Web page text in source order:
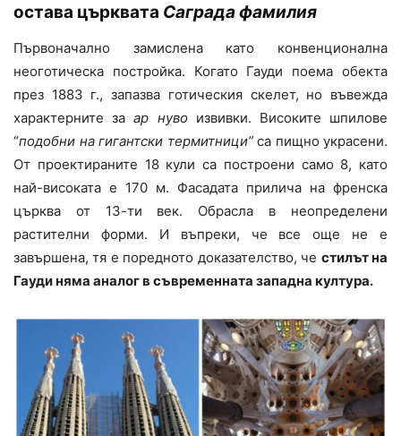
остава църквата Саграда фамилия
Първоначално замислена като конвенционална
неоготическа постройка. Когато Гауди поема обекта
през 1883 г., запазва готическия скелет, но въвежда
характерните заар нувоизвивки. Високите шпилове
“подобни на гигантски термитници”са пищно украсени.
От проектираните 18 кули са построени само 8, като
най-високата е 170 м. Фасадата прилича на френска
църква от 13-ти век. Обрасла в неопределени
растителни форми. И въпреки, че все още не е
завършена, тя е поредното доказателство, че стилът на
Гауди няма аналог в съвременната западна култура.